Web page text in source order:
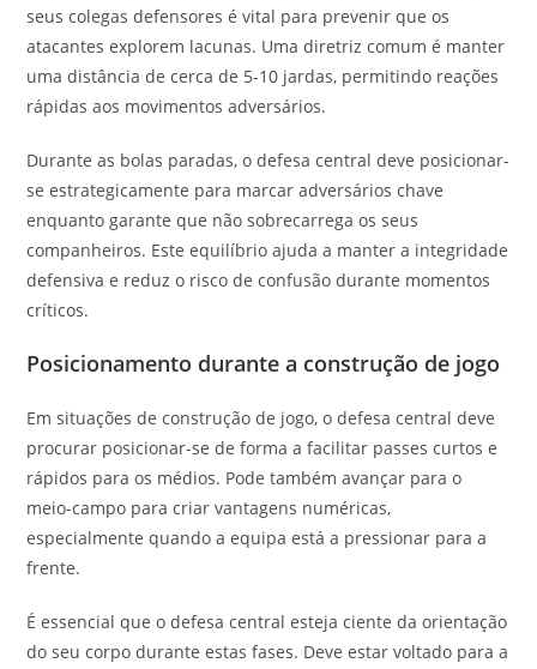
seus colegas defensores é vital para prevenir que os
atacantes explorem lacunas. Uma diretriz comum é manter
uma distância de cerca de 5-10 jardas, permitindo reações
rápidas aos movimentos adversários.
Durante as bolas paradas, o defesa central deve posicionar-
se estrategicamente para marcar adversários chave
enquanto garante que não sobrecarrega os seus
companheiros. Este equilíbrio ajuda a manter a integridade
defensiva e reduz o risco de confusão durante momentos
críticos.
Posicionamento durante a construção de jogo
Em situações de construção de jogo, o defesa central deve
procurar posicionar-se de forma a facilitar passes curtos e
rápidos para os médios. Pode também avançar para o
meio-campo para criar vantagens numéricas,
especialmente quando a equipa está a pressionar para a
frente.
É essencial que o defesa central esteja ciente da orientação
do seu corpo durante estas fases. Deve estar voltado para a